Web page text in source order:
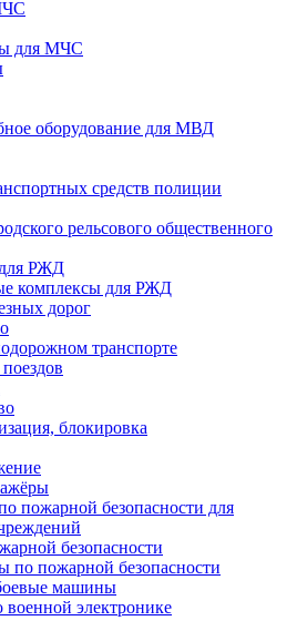
для МЧС
оборудование для МВД
средств полиции
рельсового общественного
для РЖД
комплексы для РЖД
дорог
транспорте
блокировка
пожарной безопасности для
безопасности
по пожарной безопасности
машины
электронике